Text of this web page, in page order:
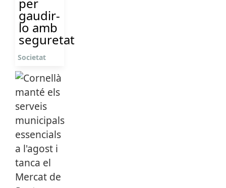
gaudir-
lo amb
seguretat
Societat